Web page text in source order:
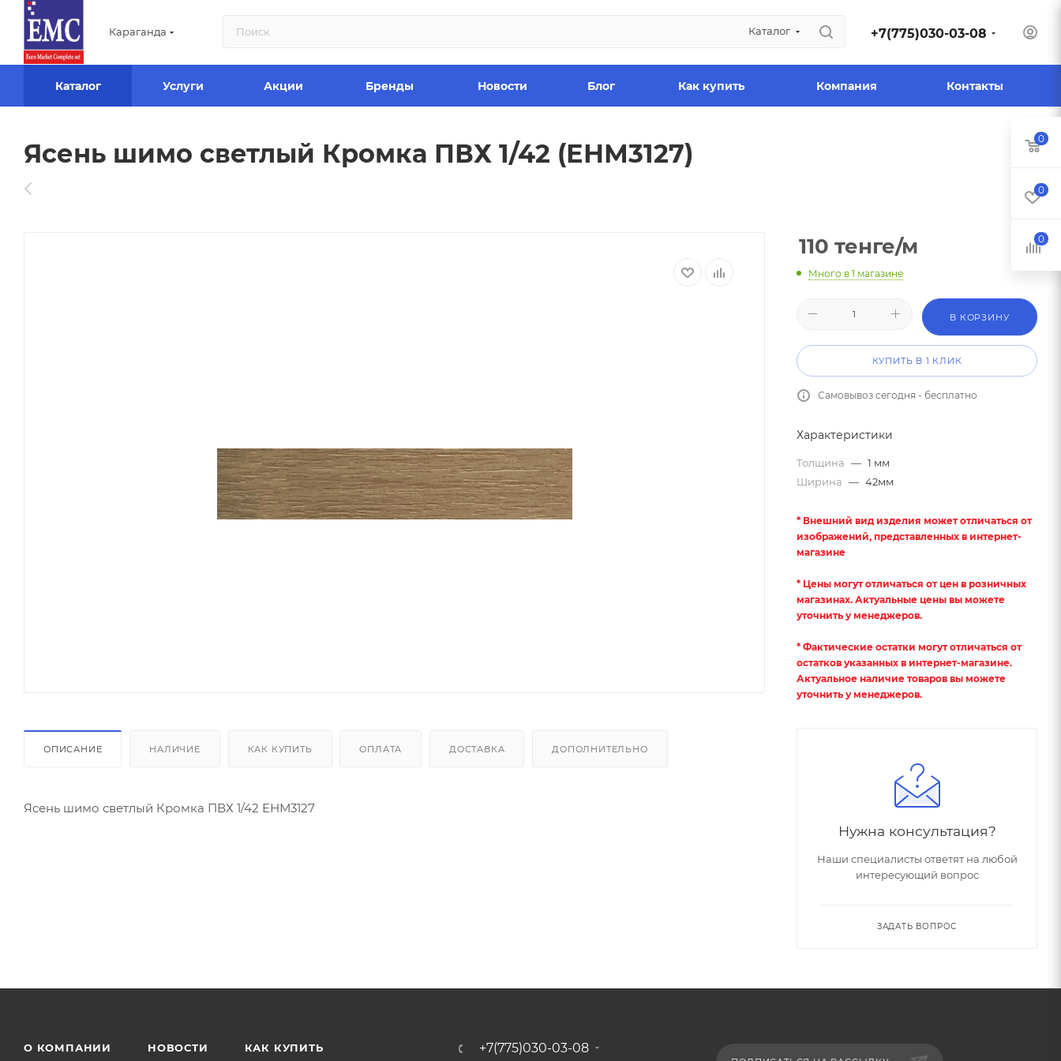
Караганда Каталог +7(775)030-03-08
Каталог Услуги Акции Бренды Новости Блог Как купить Компания Контакты
Ясень шимо светлый Кромка ПВХ 1/42 (ЕНМ3127)
ОПИСАНИЕ НАЛИЧИЕ КАК КУПИТЬ ОПЛАТА ДОСТАВКА ДОПОЛНИТЕЛЬНО
Ясень шимо светлый Кромка ПВХ 1/42 ЕНМ3127
110 тенге/м
Много в 1 магазине
В КОРЗИНУ
КУПИТЬ В 1 КЛИК
Самовывоз сегодня - бесплатно
Характеристики
Толщина — 1 мм
Ширина — 42мм
* Внешний вид изделия может отличаться от
изображений, представленных в интернет-
магазине
* Цены могут отличаться от цен в розничных
магазинах. Актуальные цены вы можете
уточнить у менеджеров.
* Фактические остатки могут отличаться от
остатков указанных в интернет-магазине.
Актуальное наличие товаров вы можете
уточнить у менеджеров.
Нужна консультация?
Наши специалисты ответят на любой
интересующий вопрос
ЗАДАТЬ ВОПРОС
О КОМПАНИИ НОВОСТИ КАК КУПИТЬ +7(775)030-03-08
0
0
0